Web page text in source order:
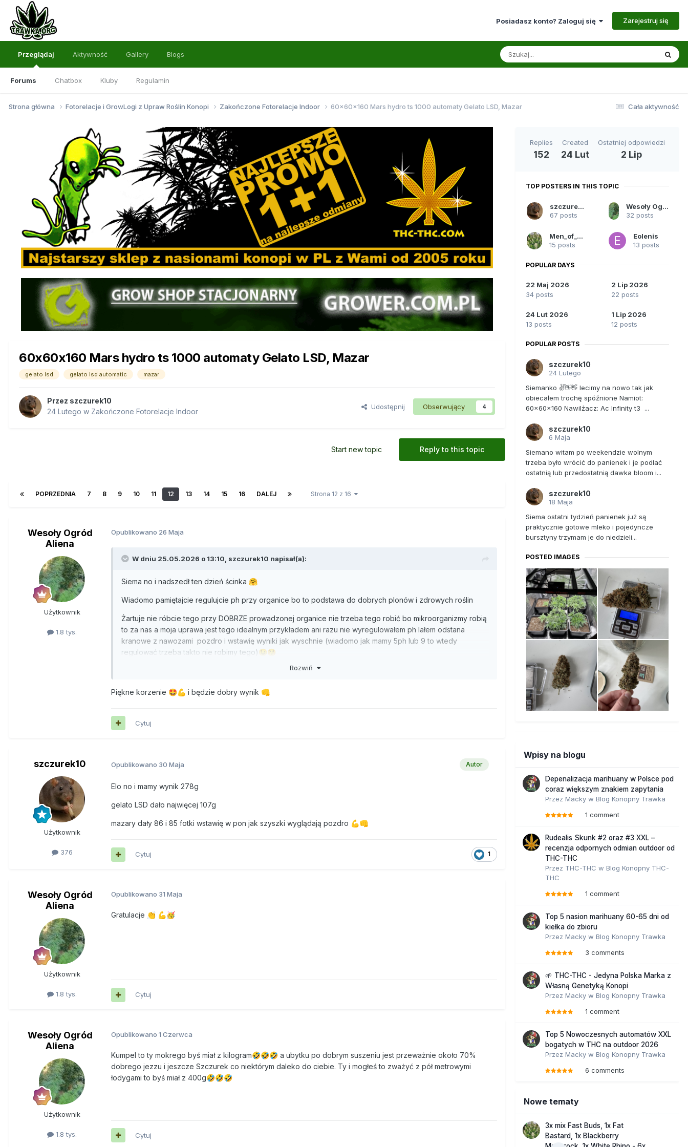
Posiadasz konto? Zaloguj się Zarejestruj się
Przeglądaj
Forums Chatbox Kluby Regulamin
Aktywność Gallery Blogs
Cała aktywność
Strona główna Fotorelacje i GrowLogi z Upraw Roślin Konopi Zakończone Fotorelacje Indoor 60x60x160 Mars hydro ts 1000 automaty Gelato LSD, Mazar
60x60x160 Mars hydro ts 1000 automaty Gelato LSD, Mazar
gelato lsd gelato lsd automatic mazar
Przez szczurek10
24 Lutego w Zakończone Fotorelacje Indoor
Udostępnij Obserwujący 4
Reply to this topic
Start new topic
POPRZEDNIA 7 8 9 10 11 12 13 14 15 16 DALEJ Strona 12 z 16
Wesoły Ogród
Aliena
Użytkownik
1.8 tys.
Opublikowano 26 Maja
W dniu 25.05.2026 o 13:10, szczurek10 napisał(a):
Siema no i nadszedł ten dzień ścinka 🤗
Wiadomo pamiętajcie regulujcie ph przy organice bo to podstawa do dobrych plonów i zdrowych roślin
Żartuje nie róbcie tego przy DOBRZE prowadzonej organice nie trzeba tego robić bo mikroorganizmy robią
to za nas a moja uprawa jest tego idealnym przykładem ani razu nie wyregulowałem ph lałem odstana
kranowe z nawozami pozdro i wstawię wyniki jak wyschnie (wiadomo jak mamy 5ph lub 9 to wtedy
regulować trzeba takto nie robimy tego)😉😚
Rozwiń
Piękne korzenie 🤩💪 i będzie dobry wynik 👊
Cytuj
szczurek10
Użytkownik
376
Autor
Opublikowano 30 Maja
Elo no i mamy wynik 278g
gelato LSD dało najwięcej 107g
mazary dały 86 i 85 fotki wstawię w pon jak szyszki wyglądają pozdro 💪👊
1
Cytuj
Wesoły Ogród
Aliena
Użytkownik
1.8 tys.
Opublikowano 31 Maja
Gratulacje 👏 💪🥳
Cytuj
Wesoły Ogród
Aliena
Użytkownik
1.8 tys.
Opublikowano 1 Czerwca
Kumpel to ty mokrego byś miał z kilogram🤣🤣🤣 a ubytku po dobrym suszeniu jest przeważnie około 70%
dobrego jezzu i jeszcze Szczurek co niektórym daleko do ciebie. Ty i mogłeś to zważyć z pół metrowymi
łodygami to byś miał z 400g🤣🤣🤣
Cytuj
Replies
152
Created
24 Lut
Ostatniej odpowiedzi
2 Lip
TOP POSTERS IN THIS TOPIC
szczurek10
67 posts
Wesoły Ogród Aliena
32 posts
Men_of_Rust
15 posts
Eolenis
13 posts
POPULAR DAYS
22 Maj 2026
34 posts
2 Lip 2026
22 posts
24 Lut 2026
13 posts
1 Lip 2026
12 posts
POPULAR POSTS
szczurek10
24 Lutego
Siemanko ✌️👋👋 lecimy na nowo tak jak
obiecałem trochę spóźnione Namiot:
60x60x160 Nawilżacz: Ac Infinity t3 ...
szczurek10
6 Maja
Siemano witam po weekendzie wolnym
trzeba było wrócić do panienek i je podlać
ostatnią lub przedostatnią dawka bloom i...
szczurek10
18 Maja
Siema ostatni tydzień panienek już są
praktycznie gotowe mleko i pojedyncze
bursztyny trzymam je do niedzieli...
POSTED IMAGES
Wpisy na blogu
Depenalizacja marihuany w Polsce pod
coraz większym znakiem zapytania
Przez Macky w Blog Konopny Trawka
1 comment
Rudealis Skunk #2 oraz #3 XXL –
recenzja odpornych odmian outdoor od
THC-THC
Przez THC-THC w Blog Konopny THC-
THC
1 comment
Top 5 nasion marihuany 60-65 dni od
kiełka do zbioru
Przez Macky w Blog Konopny Trawka
3 comments
🌱 THC-THC - Jedyna Polska Marka z
Własną Genetyką Konopi
Przez Macky w Blog Konopny Trawka
1 comment
Top 5 Nowoczesnych automatów XXL
bogatych w THC na outdoor 2026
Przez Macky w Blog Konopny Trawka
6 comments
Nowe tematy
3x mix Fast Buds, 1x Fat
Bastard, 1x Blackberry